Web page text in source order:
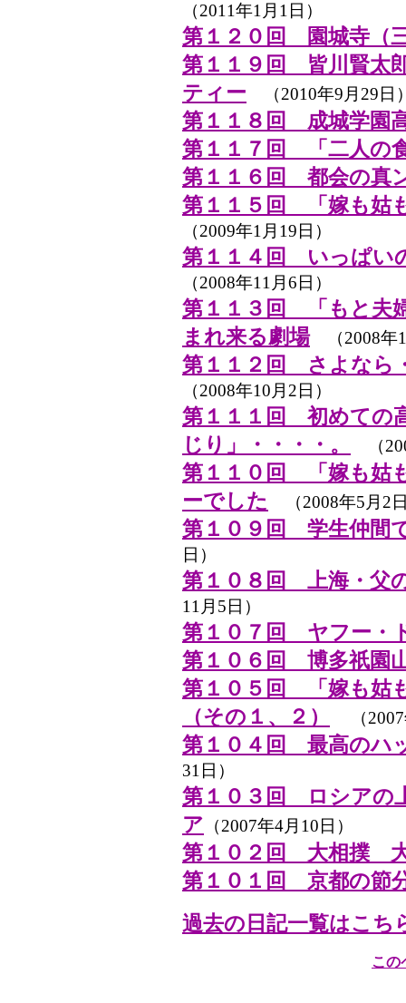
（2011年1月1日）
第１２０回 園城寺（
第１１９回 皆川賢太
ティー （2010年9月29日
第１１８回 成城学園
第１１７回 「二人の
第１１６回 都会の真
第１１５回 「嫁も姑
（2009年1月19日）
第１１４回 いっぱい
（2008年11月6日）
第１１３回 「もと夫
まれ来る劇場（2008年
第１１２回 さよなら
（2008年10月2日）
第１１１回 初めての
じり」・・・・。
（
第１１０回 「嫁も姑
ーでした
（2008年5月2
第１０９回 学生仲間
日）
第１０８回 上海・父
11月5日）
第１０７回 ヤフー・
第１０６回 博多祇園
第１０５回 「嫁も姑
（その１、２）
（
第１０４回 最高のハ
31日）
第１０３回 ロシアの
ア （2007年4月10日）
第１０２回 大相撲
第１０１回 京都の節
過去の日記一覧はこち
この